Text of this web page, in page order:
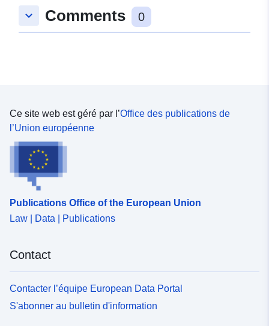
keyboard_arrow_down Comments 0
Ce site web est géré par l’Office des publications de
l’Union européenne
Publications Office of the European Union
Law | Data | Publications
Contact
Contacter l’équipe European Data Portal
S'abonner au bulletin d'information